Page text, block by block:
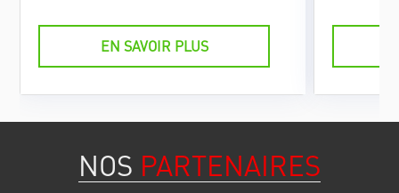
EN SAVOIR PLUS
NOS PARTENAIRES